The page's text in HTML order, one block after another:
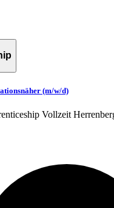
(m/w/d)
Vollzeit